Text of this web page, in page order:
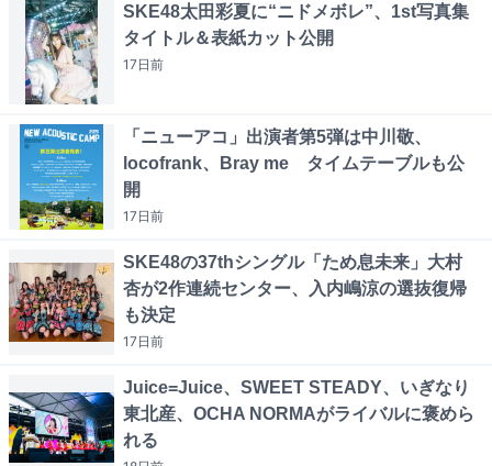
SKE48太田彩夏に“ニドメボレ”、1st写真集
タイトル＆表紙カット公開
17日前
「ニューアコ」出演者第5弾は中川敬、
locofrank、Bray me タイムテーブルも公
開
17日前
SKE48の37thシングル「ため息未来」大村
杏が2作連続センター、入内嶋涼の選抜復帰
も決定
17日前
Juice=Juice、SWEET STEADY、いぎなり
東北産、OCHA NORMAがライバルに褒めら
れる